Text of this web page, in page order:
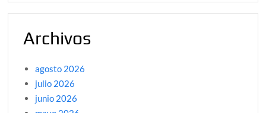
Archivos
agosto 2026
julio 2026
junio 2026